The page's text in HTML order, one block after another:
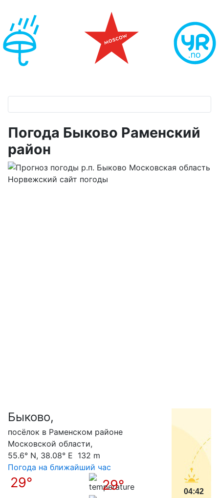
Погода Быково Раменский
район
Быково,
посёлок в Раменском районе
Московской области,
55.6° N, 38.08° E 132 m
Погода на ближайший час
29°
29°
04:42